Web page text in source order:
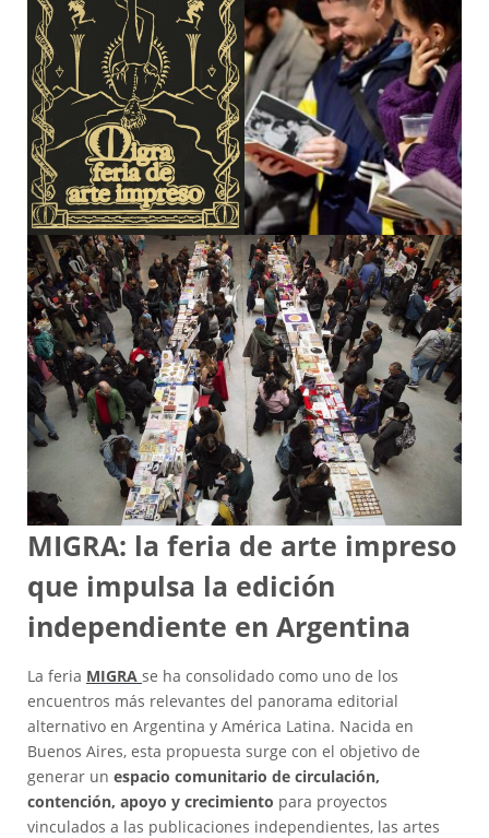
MIGRA: la feria de arte impreso
que impulsa la edición
independiente en Argentina
La feria MIGRA se ha consolidado como uno de los
encuentros más relevantes del panorama editorial
alternativo en Argentina y América Latina. Nacida en
Buenos Aires, esta propuesta surge con el objetivo de
generar un espacio comunitario de circulación,
contención, apoyo y crecimiento para proyectos
vinculados a las publicaciones independientes, las artes